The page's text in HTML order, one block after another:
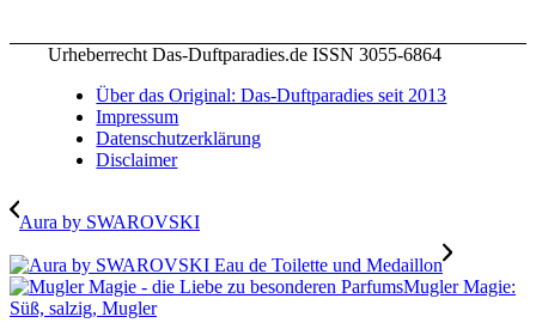
Urheberrecht Das-Duftparadies.de ISSN 3055-6864
Über das Original: Das-Duftparadies seit 2013
Impressum
Datenschutzerklärung
Disclaimer
Aura by SWAROVSKI
Mugler Magie:
Süß, salzig, Mugler